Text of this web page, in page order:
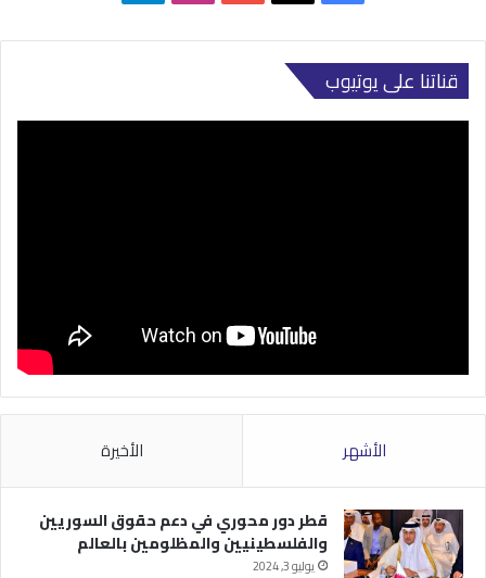
قناتنا على يوتيوب
الأشهر الأخيرة
قطر دور محوري في دعم حقوق السوريين
والفلسطينيين والمظلومين بالعالم
يوليو 3, 2024